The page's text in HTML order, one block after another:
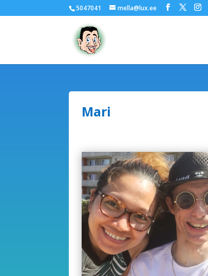
5047041 mella@lux.ee
Mari